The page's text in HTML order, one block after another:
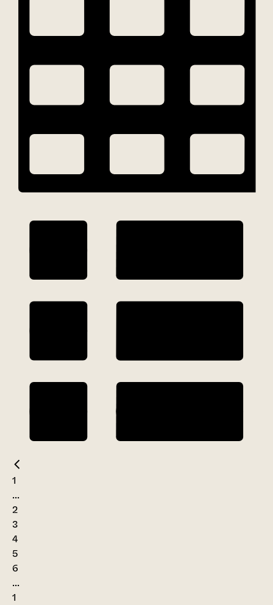
1
...
2
3
4
5
6
...
1